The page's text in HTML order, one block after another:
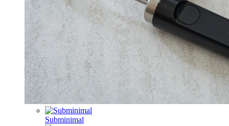
Subminimal